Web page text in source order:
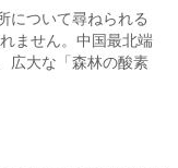
について尋ねられる
ません。中国最北端
広大な「森林の酸素